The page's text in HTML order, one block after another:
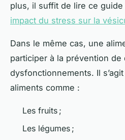
plus, il suffit de lire ce guide
impact du stress sur la
Dans le même cas, une
participer à la prévention de
dysfonctionnements. Il
aliments comme :
Les fruits ;
Les légumes ;